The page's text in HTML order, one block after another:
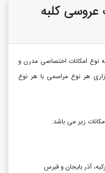
کلبه
نوع امکانات اختصاصی مدرن و
نفر آماده برگزاری هر نوع مراسمی با هر نوع
زیر می باشد:
آذر بایجان و قبرس